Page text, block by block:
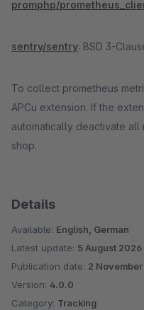
promphp/
sentry/sentry: BSD 3-
To collect prometheus
APCu extension. If the
automatically deactivate
shop.
Details
Available: English, German
Latest update: 5 August 2026
Publication date: 2 November
Version: 4.0.0
Category: Tracking